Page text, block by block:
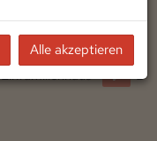
Alle akzeptieren